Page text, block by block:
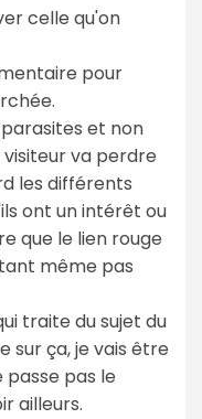
celle qu'on
pour
et non
va perdre
les différents
ont un intérêt ou
que le lien rouge
même pas
traite du sujet du
sur ça, je vais être
pas le
ailleurs.